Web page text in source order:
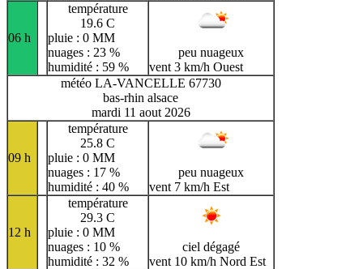
06 h
température
19.6 C
pluie : 0 MM
nuages : 23 %
humidité : 59 %
peu nuageux
vent 3 km/h Ouest
météo LA-VANCELLE 67730
bas-rhin alsace
mardi 11 aout 2026
09 h
température
25.8 C
pluie : 0 MM
nuages : 17 %
humidité : 40 %
peu nuageux
vent 7 km/h Est
12 h
température
29.3 C
pluie : 0 MM
nuages : 10 %
humidité : 32 %
ciel dégagé
vent 10 km/h Nord Est